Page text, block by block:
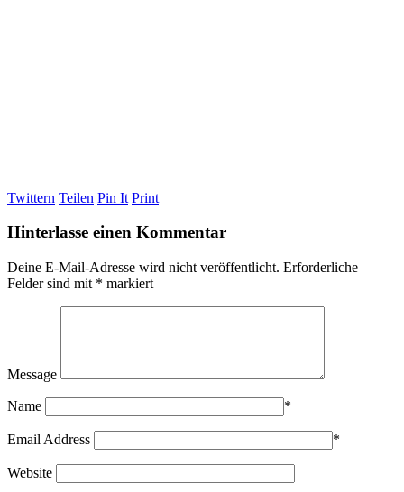
Twittern Teilen Pin It Print
Hinterlasse einen Kommentar
Deine E-Mail-Adresse wird nicht veröffentlicht. Erforderliche
Felder sind mit * markiert
Message
Name *
Email Address *
Website